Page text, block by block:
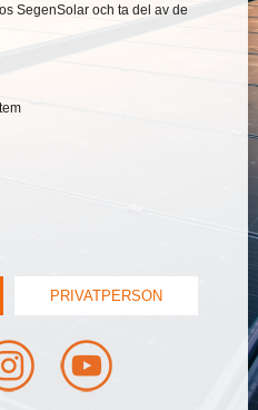
SegenSolar och ta del av de
PRIVATPERSON